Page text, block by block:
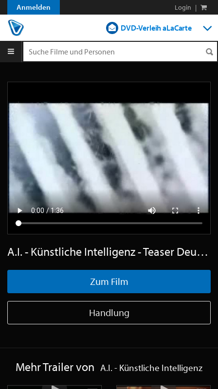
Anmelden Login |
DVD-Verleih aLaCarte
Blog
A.I. - Künstliche Intelligenz - Teaser Deutsch SD
Zum Film
Handlung
Mehr Trailer von A.I. - Künstliche Intelligenz